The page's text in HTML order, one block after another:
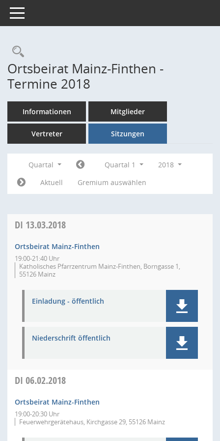
Toggle navigation
Rechercheauswahl
Ortsbeirat Mainz-Finthen -
Termine 2018
Informationen Mitglieder
Vertreter Sitzungen
Quartal Quartal 1
2018
Aktuell
Gremium auswählen
DI 13.03.2018
Ortsbeirat Mainz-Finthen
19:00-21:40 Uhr
Katholisches Pfarrzentrum Mainz-Finthen, Borngasse 1,
55126 Mainz
Einladung - öffentlich
Niederschrift öffentlich
DI 06.02.2018
Ortsbeirat Mainz-Finthen
19:00-20:30 Uhr
Feuerwehrgerätehaus, Kirchgasse 29, 55126 Mainz